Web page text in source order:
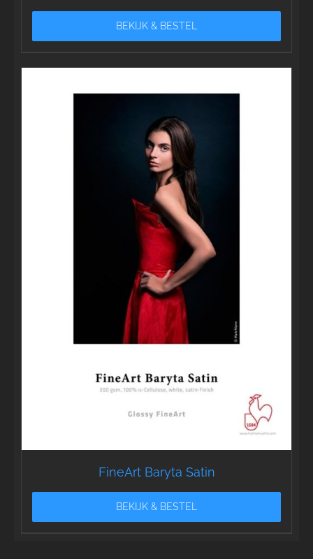
BEKIJK & BESTEL
FineArt Baryta Satin
BEKIJK & BESTEL